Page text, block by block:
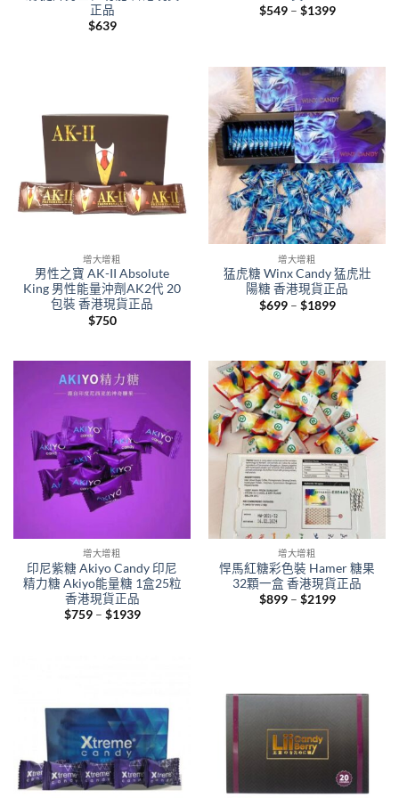
正品
$639
$549 – $1399Price
增大增粗
男性之寶 AK-II Absolute
King 男性能量沖劑AK2代 20
包裝 香港現貨正品
$750
增大增粗
猛虎糖 Winx Candy 猛虎壯
陽糖 香港現貨正品
$699 – $1899Price
增大增粗
印尼紫糖 Akiyo Candy 印尼
精力糖 Akiyo能量糖 1盒25粒
香港現貨正品
$759 – $1939Price
增大增粗
悍馬紅糖彩色裝 Hamer 糖果
32顆一盒 香港現貨正品
$899 – $2199Price